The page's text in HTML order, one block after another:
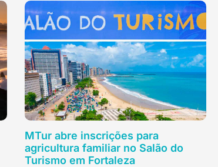
MTur abre inscrições para
agricultura familiar no Salão do
Turismo em Fortaleza